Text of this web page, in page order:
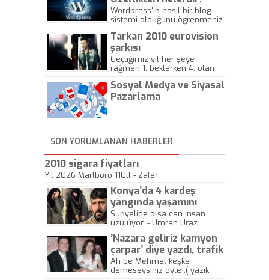
Wordpress'in nasıl bir blog
sistemi olduğunu öğrenmeniz
Tarkan 2010 eurovision
şarkısı
Geçtiğimiz yıl her şeye
rağmen 1. beklerken 4. olan
gösterisinin bu yarışmada
önemli olmadığını anlamıştır.
Sosyal Medya ve Siyasal
Pazarlama
SON YORUMLANAN HABERLER
2010 sigara fiyatları
Yıl 2026 Marlboro 110tl - Zafer
Konya’da 4 kardeş
yangında yaşamını
yitirdi
Suriyelide olsa can insan
üzülüyor. - Umran Uraz
’Nazara geliriz kamyon
çarpar’ diye yazdı, trafik
kazasında öldü!
Ah be Mehmet keşke
demeseysiniz öyle :( yazık